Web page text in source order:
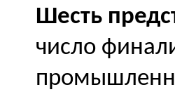
Шесть
число